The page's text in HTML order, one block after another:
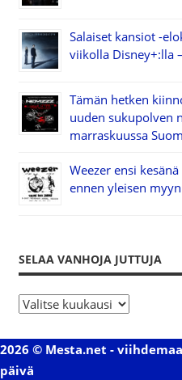
Salaiset kansiot -
viikolla Disney+:lla
Tämän hetken
uuden sukupolven
marraskuussa
Weezer ensi
ennen yleisen
SELAA VANHOJA JUTTUJA
S
l
a
2026 © Mesta.net -
päivä